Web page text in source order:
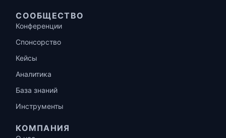
СООБЩЕСТВО
Конференции
Спонсорство
Кейсы
Аналитика
База знаний
Инструменты
КОМПАНИЯ